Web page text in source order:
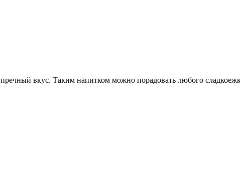
вкус. Таким напитком можно порадовать любого